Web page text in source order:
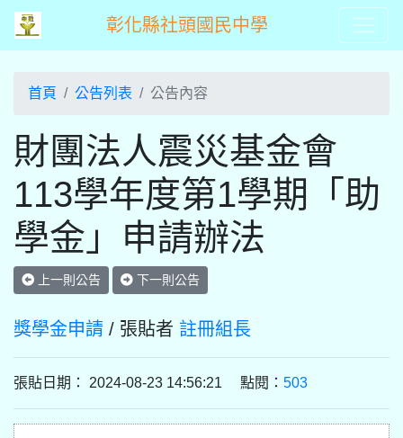
彰化縣社頭國民中學
首頁 公告列表 公告內容
財團法人震災基金會
113學年度第1學期「助
學金」申請辦法
上一則公告 下一則公告
獎學金申請 / 張貼者 註冊組長
張貼日期： 2024-08-23 14:56:21 點閱： 503